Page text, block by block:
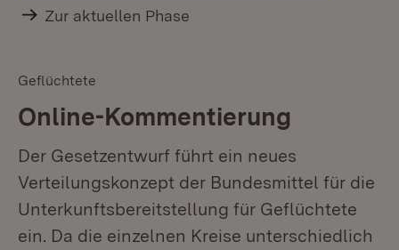
Zur aktuellen Phase
Geflüchtete
Online-Kommentierung
Der Gesetzentwurf führt ein neues
Verteilungskonzept der Bundesmittel für die
Unterkunftsbereitstellung für Geflüchtete
ein. Da die einzelnen Kreise unterschiedlich